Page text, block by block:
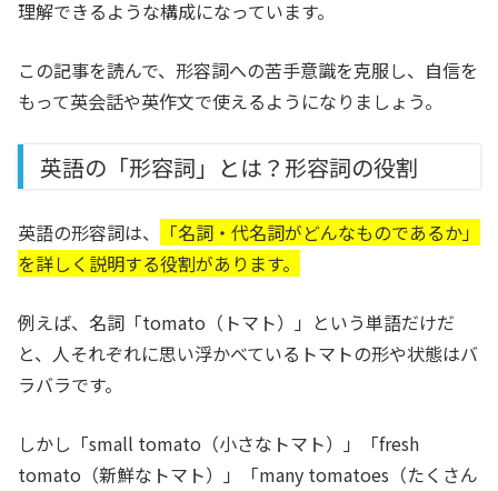
理解できるような構成になっています。
この記事を読んで、形容詞への苦手意識を克服し、自信を
もって英会話や英作文で使えるようになりましょう。
英語の「形容詞」とは？形容詞の役割
英語の形容詞は、
「名詞・代名詞がどんなものであるか」
を詳しく説明する役割があります。
例えば、名詞「tomato（トマト）」という単語だけだ
と、人それぞれに思い浮かべているトマトの形や状態はバ
ラバラです。
しかし「small tomato（小さなトマト）」「fresh
tomato（新鮮なトマト）」「many tomatoes（たくさん